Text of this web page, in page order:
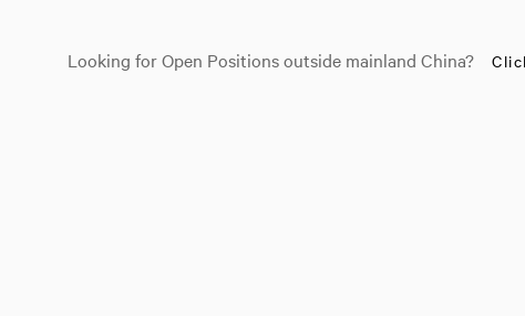
Looking for Open Positions outside mainland China?